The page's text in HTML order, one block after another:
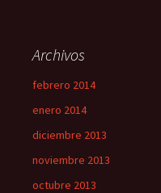
Archivos
febrero 2014
enero 2014
diciembre 2013
noviembre 2013
octubre 2013